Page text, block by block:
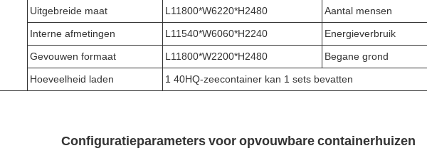
Uitgebreide maat
L11800*W6220*H2480 Aantal mensen
Interne afmetingen
L11540*W6060*H2240 Energieverbruik
Gevouwen formaat
L11800*W2200*H2480 Begane grond
Hoeveelheid laden
1 40HQ-zeecontainer kan 1 sets bevatten
Configuratieparameters voor opvouwbare containerhuizen